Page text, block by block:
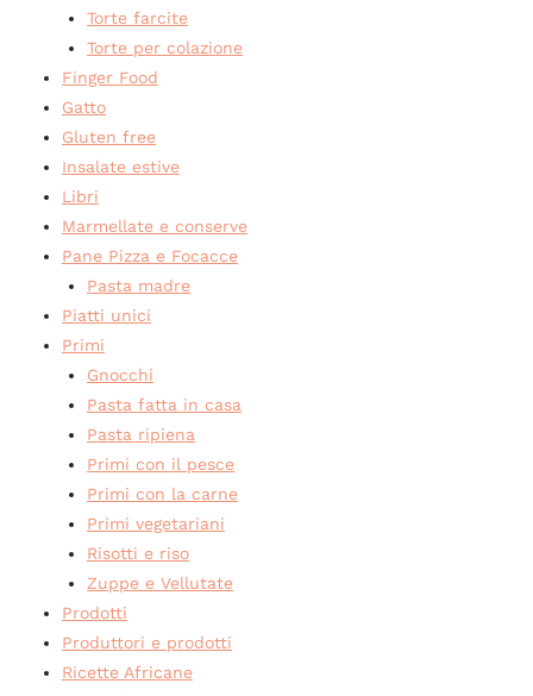
Torte farcite
Torte per colazione
Finger Food
Gatto
Gluten free
Insalate estive
Libri
Marmellate e conserve
Pane Pizza e Focacce
Pasta madre
Piatti unici
Primi
Gnocchi
Pasta fatta in casa
Pasta ripiena
Primi con il pesce
Primi con la carne
Primi vegetariani
Risotti e riso
Zuppe e Vellutate
Prodotti
Produttori e prodotti
Ricette Africane